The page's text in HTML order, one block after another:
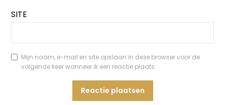
SITE
Mijn naam, e-mail en site opslaan in deze browser voor de
volgende keer wanneer ik een reactie plaats.